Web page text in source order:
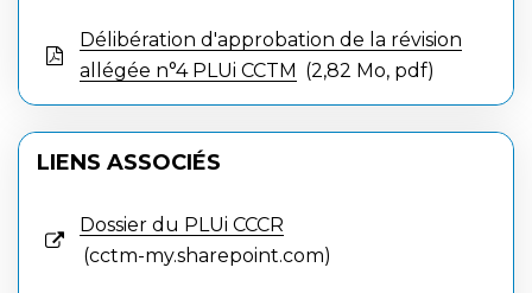
Délibération d'approbation de la révision
allégée n°4 PLUi CCTM
2,82 Mo, pdf
LIENS ASSOCIÉS
Dossier du PLUi CCCR
cctm-my.sharepoint.com